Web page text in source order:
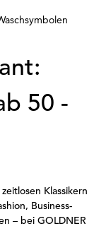
50 -
Klassikern
Business-
– bei GOLDNER